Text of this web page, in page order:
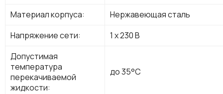
Материал корпуса:
Нержавеющая сталь
Напряжение сети:
1 х 230 В
Допустимая
температура
перекачиваемой
жидкости:
до 35°C